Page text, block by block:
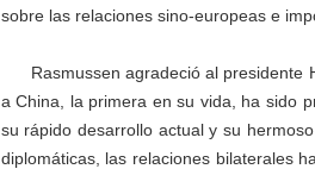
sobre las relaciones sino-europeas e
Rasmussen agradeció al presidente
a China, la primera en su vida, ha sido
su rápido desarrollo actual y su
diplomáticas, las relaciones bilaterales